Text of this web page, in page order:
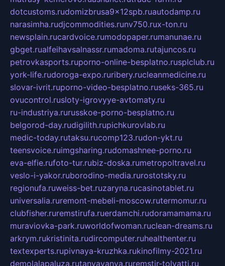
dotcustoms.rudomizbrusa9x12spb.ruautodamp.ru
narasimha.rudjcommodities.runv750.rux-ton.ru
newsplain.rucardvoice.rumodopaper.rumanunae.ru
gbget.rualfeihavsalnassr.rumadoma.rutajuncos.ru
petrovkasports.ruporno-online-besplatno.rusplclub.ru
york-life.rudoroga-expo.ruribery.rucleanmedicine.ru
slovar-ivrit.ruporno-video-besplatno.ruseks-365.ru
ovucontrol.rusloty-igrovyye-avtomaty.ru
ru-industriya.rurusskoe-porno-besplatno.ru
belgorod-day.rudigilith.rupichkurovlab.ru
medic-today.rutaksu.rucomp123.rudon-ykt.ru
teensvoice.ruimgsharing.rudomashnee-porno.ru
eva-elfie.rufoto-tur.rubiz-doska.rumetropoltravel.ru
veslo-i-yakor.ruborodino-media.rurostotsky.ru
regionufa.ruweiss-bet.ruzaryna.rucasinotablet.ru
universalia.ruremont-mebeli-moscow.rutermomur.ru
clubfisher.ruremstirufa.ruerdamchi.rudoramamama.ru
muraviovka-park.ruworldofwoman.ruclean-dreams.ru
arkrym.rukristinita.rudircomputer.ruhealthenter.ru
textexperts.rupivnaya-kruzhka.rukinofilmy-2021.ru
demolalapaluza.rutanyavanya.ruremstir-tolyatti.ru